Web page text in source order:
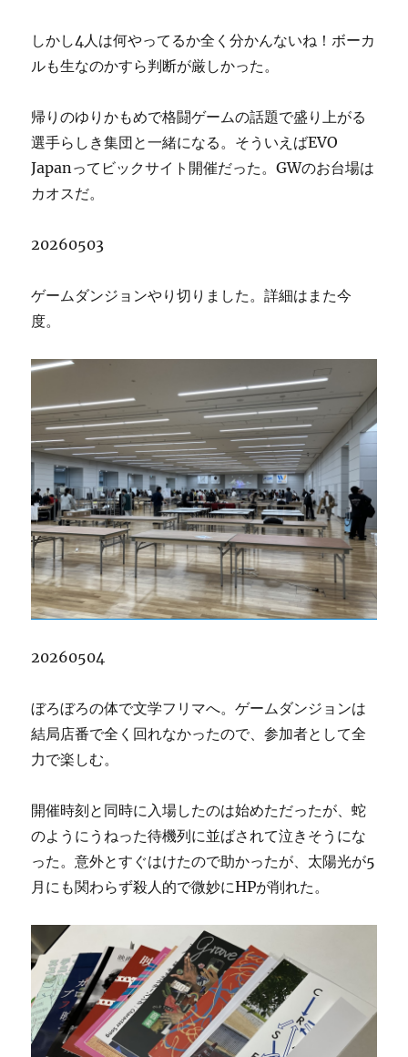
しかし4人は何やってるか全く分かんないね！ボーカ
ルも生なのかすら判断が厳しかった。
帰りのゆりかもめで格闘ゲームの話題で盛り上がる
選手らしき集団と一緒になる。そういえばEVO
Japanってビックサイト開催だった。GWのお台場は
カオスだ。
20260503
ゲームダンジョンやり切りました。詳細はまた今
度。
20260504
ぼろぼろの体で文学フリマへ。ゲームダンジョンは
結局店番で全く回れなかったので、参加者として全
力で楽しむ。
開催時刻と同時に入場したのは始めただったが、蛇
のようにうねった待機列に並ばされて泣きそうにな
った。意外とすぐはけたので助かったが、太陽光が5
月にも関わらず殺人的で微妙にHPが削れた。